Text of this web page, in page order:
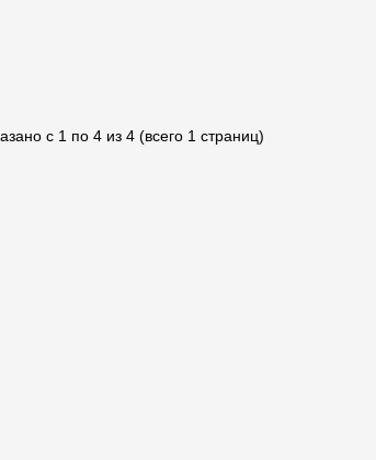
с 1 по 4 из 4 (всего 1 страниц)